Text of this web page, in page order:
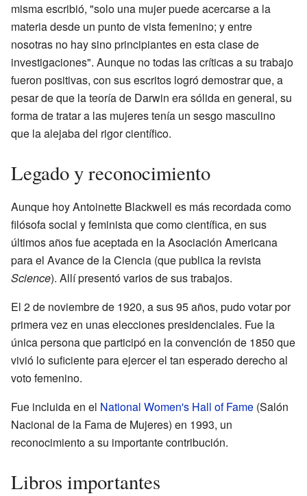
misma escribió, "solo una mujer puede acercarse a la
materia desde un punto de vista femenino; y entre
nosotras no hay sino principiantes en esta clase de
investigaciones". Aunque no todas las críticas a su trabajo
fueron positivas, con sus escritos logró demostrar que, a
pesar de que la teoría de Darwin era sólida en general, su
forma de tratar a las mujeres tenía un sesgo masculino
que la alejaba del rigor científico.
Legado y reconocimiento
Aunque hoy Antoinette Blackwell es más recordada como
filósofa social y feminista que como científica, en sus
últimos años fue aceptada en la Asociación Americana
para el Avance de la Ciencia (que publica la revista
Science). Allí presentó varios de sus trabajos.
El 2 de noviembre de 1920, a sus 95 años, pudo votar por
primera vez en unas elecciones presidenciales. Fue la
única persona que participó en la convención de 1850 que
vivió lo suficiente para ejercer el tan esperado derecho al
voto femenino.
Fue incluida en el National Women's Hall of Fame (Salón
Nacional de la Fama de Mujeres) en 1993, un
reconocimiento a su importante contribución.
Libros importantes